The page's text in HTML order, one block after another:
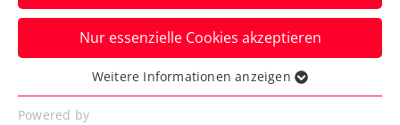
In der Doppelkonkurrenz steht auch
Lucas Miedler beim ATP-Turnier in der
Schweiz bereits im Halbfinale.
Verfasst von: Manuel Wachta, 22.05.2025
Nur essenzielle Cookies akzeptieren
Essenziell
Essenzielle Cookies werden für grundlegende
Weitere Informationen anzeigen
Powered by